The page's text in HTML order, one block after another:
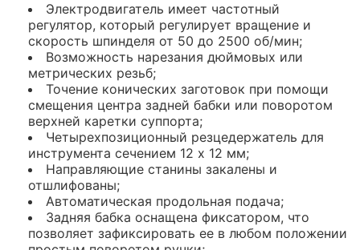
Электродвигатель имеет частотный
регулятор, который регулирует вращение и
скорость шпинделя от 50 до 2500 об/мин;
Возможность нарезания дюймовых или
метрических резьб;
Точение конических заготовок при помощи
смещения центра задней бабки или поворотом
верхней каретки суппорта;
Четырехпозиционный резцедержатель для
инструмента сечением 12 х 12 мм;
Направляющие станины закалены и
отшлифованы;
Автоматическая продольная подача;
Задняя бабка оснащена фиксатором, что
позволяет зафиксировать ее в любом положении